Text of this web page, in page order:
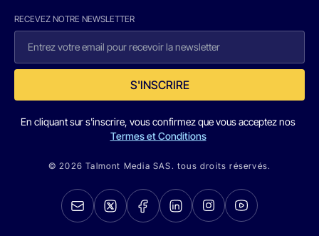
RECEVEZ NOTRE NEWSLETTER
S'INSCRIRE
En cliquant sur s'inscrire, vous confirmez que vous acceptez nos
Termes et Conditions
© 2026 Talmont Media SAS. tous droits réservés.